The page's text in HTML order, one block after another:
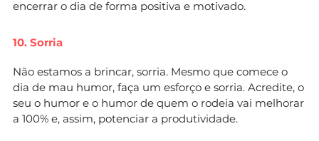
encerrar o dia de forma positiva e motivado.
10. Sorria
Não estamos a brincar, sorria. Mesmo que comece o
dia de mau humor, faça um esforço e sorria. Acredite, o
seu o humor e o humor de quem o rodeia vai melhorar
a 100% e, assim, potenciar a produtividade.